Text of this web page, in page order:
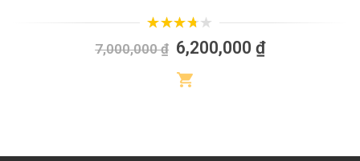
3.49trên
5
7,000,000₫ 6,200,000 ₫